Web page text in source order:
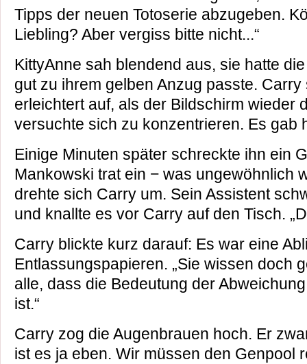
Tipps der neuen Totoserie abzugeben.
Liebling? Aber vergiss bitte nicht...“
KittyAnne sah blendend aus, sie hatte
gut zu ihrem gelben Anzug passte.
erleichtert auf, als der Bildschirm wieder
versuchte sich zu konzentrieren. Es gab
Einige Minuten später schreckte ihn ein
Mankowski trat ein − was ungewöhnlich
drehte sich Carry um. Sein Assistent
und knallte es vor Carry auf den Tisch.
Carry blickte kurz darauf: Es war eine
Entlassungspapieren. „Sie wissen doch
alle, dass die Bedeutung der
ist.“
Carry zog die Augenbrauen hoch. Er
ist es ja eben. Wir müssen den Genpool